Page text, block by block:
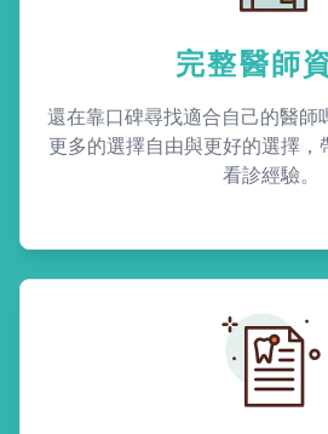
完整醫師
還在靠口碑尋找適合自己的醫師
更多的選擇自由與更好的選擇，
看診經驗。